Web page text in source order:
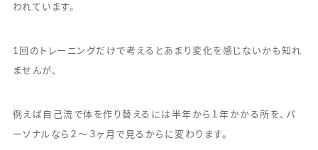
われています。
1回のトレーニングだけで考えるとあまり変化を感じないかも知れ
ませんが、
例えば自己流で体を作り替えるには半年から１年かかる所を、パ
ーソナルなら２〜３ヶ月で見るからに変わります。